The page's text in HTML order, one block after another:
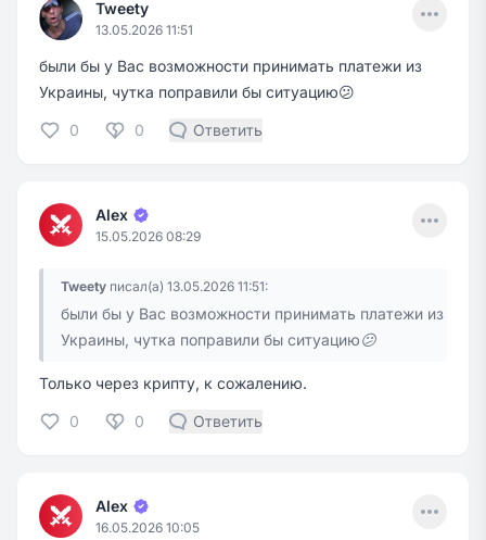
Tweety
13.05.2026 11:51
Menu
были бы у Вас возможности принимать платежи из
Украины, чутка поправили бы ситуацию😕
0 0 Ответить
Alex
15.05.2026 08:29
Menu
Tweety писал(а) 13.05.2026 11:51:
были бы у Вас возможности принимать платежи из
Украины, чутка поправили бы ситуацию😕
Только через крипту, к сожалению.
0 0 Ответить
Alex
16.05.2026 10:05
Menu